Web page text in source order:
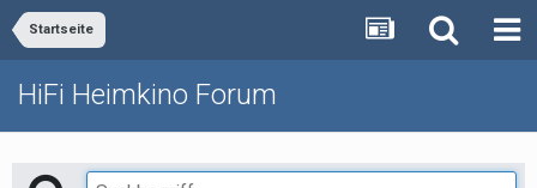
Startseite
HiFi Heimkino Forum